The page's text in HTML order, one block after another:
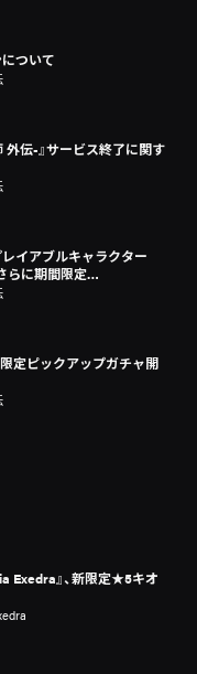
について
外伝-』サービス終了に関す
イアブルキャラクター
らに期間限定…
定ピックアップガチャ開
Exedra』、新限定★5キオ